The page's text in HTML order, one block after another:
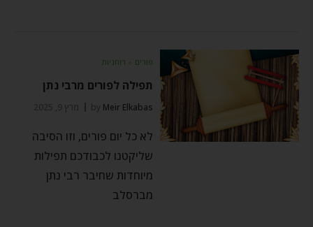
פורים ⬦ רוחניות
תפילה לפורים מרבי נתן
by Meir Elkabas מרץ 9, 2025
לא כל יום פורים, וזו הסיבה
שליקטנו לכבודכם תפילות
מיוחדות שחיבר רבי נתן
מברסלב